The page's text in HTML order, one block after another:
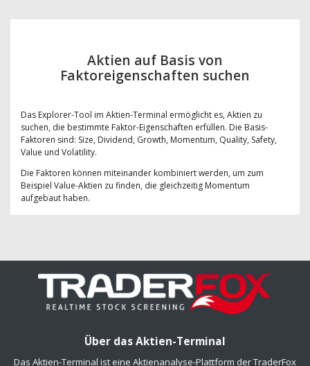
Aktien auf Basis von
Faktoreigenschaften suchen
Das Explorer-Tool im Aktien-Terminal ermöglicht es, Aktien zu
suchen, die bestimmte Faktor-Eigenschaften erfüllen. Die Basis-
Faktoren sind: Size, Dividend, Growth, Momentum, Quality, Safety,
Value und Volatility.
Die Faktoren können miteinander kombiniert werden, um zum
Beispiel Value-Aktien zu finden, die gleichzeitig Momentum
aufgebaut haben.
Über das Aktien-Terminal
Das Aktien-Terminal ist eine Aktienanalyse-Plattform der TraderFox